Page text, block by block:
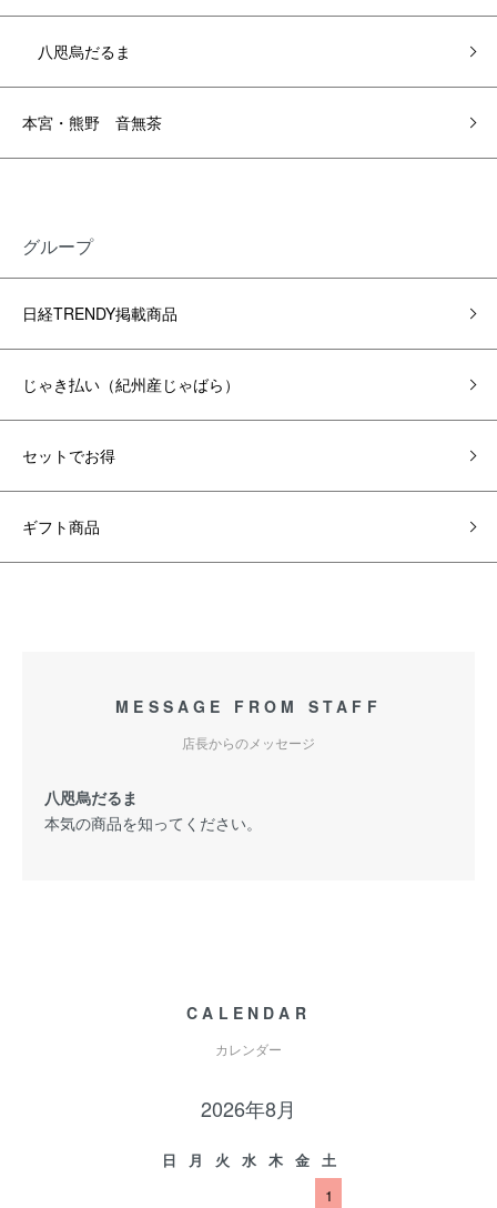
八咫烏だるま
本宮・熊野 音無茶
グループ
日経TRENDY掲載商品
じゃき払い（紀州産じゃばら）
セットでお得
ギフト商品
MESSAGE FROM STAFF
店長からのメッセージ
八咫烏だるま
本気の商品を知ってください。
CALENDAR
カレンダー
2026年8月
日 月 火 水 木 金
土
1